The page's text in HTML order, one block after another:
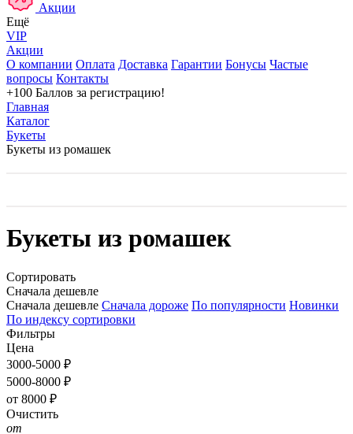
Акции
Ещё
VIP
Акции
О компании Оплата Доставка Гарантии Бонусы Частые
вопросы Контакты
+100 Баллов за регистрацию!
Главная
Каталог
Букеты
Букеты из ромашек
Букеты из ромашек
Сортировать
Сначала дешевле
Сначала дешевле Сначала дороже По популярности Новинки
По индексу сортировки
Фильтры
Цена
3000-5000 ₽
5000-8000 ₽
от 8000 ₽
Очистить
от